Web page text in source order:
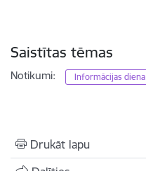
Saistītas tēmas
Notikumi: Informācijas diena
Drukāt lapu